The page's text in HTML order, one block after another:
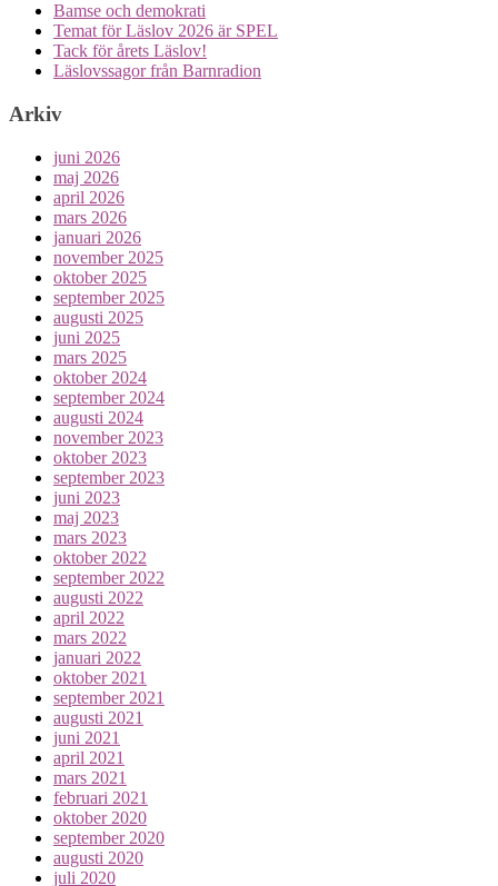
Bamse och demokrati
Temat för Läslov 2026 är SPEL
Tack för årets Läslov!
Läslovssagor från Barnradion
Arkiv
juni 2026
maj 2026
april 2026
mars 2026
januari 2026
november 2025
oktober 2025
september 2025
augusti 2025
juni 2025
mars 2025
oktober 2024
september 2024
augusti 2024
november 2023
oktober 2023
september 2023
juni 2023
maj 2023
mars 2023
oktober 2022
september 2022
augusti 2022
april 2022
mars 2022
januari 2022
oktober 2021
september 2021
augusti 2021
juni 2021
april 2021
mars 2021
februari 2021
oktober 2020
september 2020
augusti 2020
juli 2020